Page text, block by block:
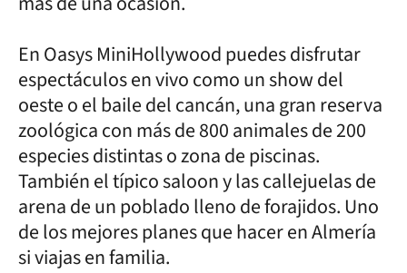
En Oasys MiniHollywood puedes disfrutar
espectáculos en vivo como un show del
oeste o el baile del cancán, una gran reserva
zoológica con más de 800 animales de 200
especies distintas o zona de piscinas.
También el típico saloon y las callejuelas de
arena de un poblado lleno de forajidos. Uno
de los mejores planes que hacer en Almería
si viajas en familia.